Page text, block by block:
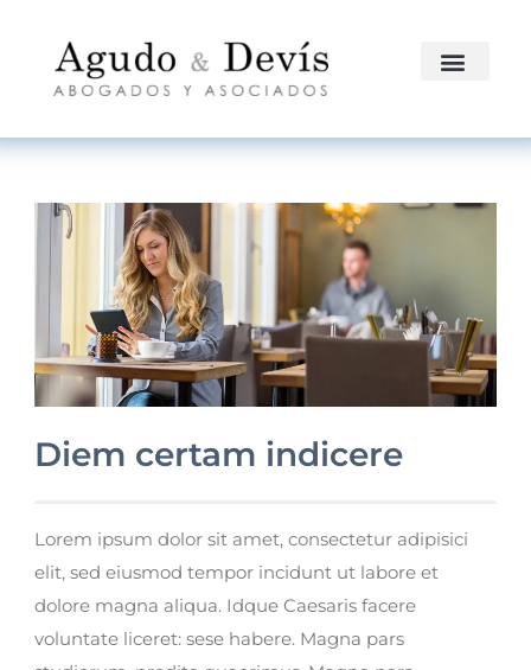
Diem certam indicere
Lorem ipsum dolor sit amet, consectetur adipisici
elit, sed eiusmod tempor incidunt ut labore et
dolore magna aliqua. Idque Caesaris facere
voluntate liceret: sese habere. Magna pars